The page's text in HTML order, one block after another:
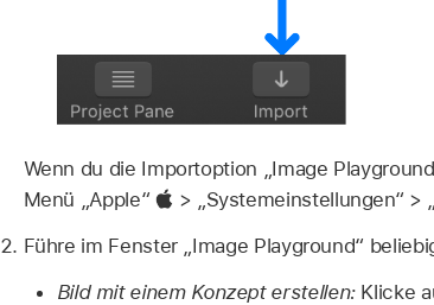
Wenn du die Importoption „Image
Menü „Apple“
> „Systemeinstellungen“ >
Führe im Fenster „Image Playground“
Bild mit einem Konzept erstellen:Klicke